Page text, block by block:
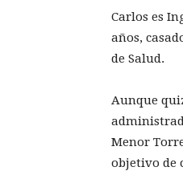
Carlos es
años,
de Salud.
Aunque
Menor
objetivo de